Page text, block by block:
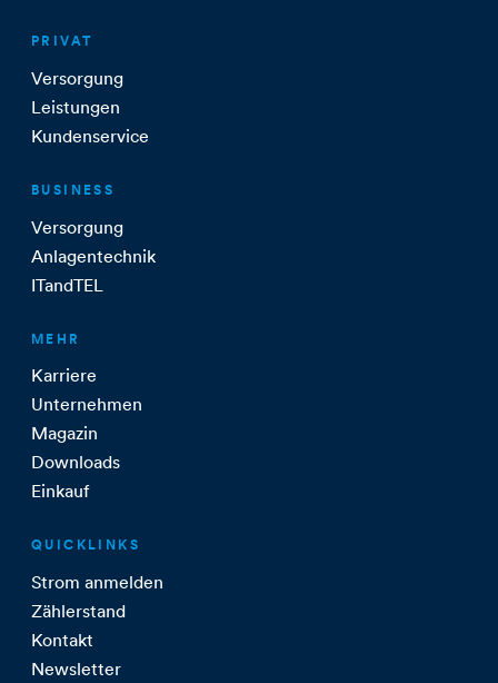
PRIVAT
Versorgung
Leistungen
Kundenservice
BUSINESS
Versorgung
Anlagentechnik
ITandTEL
MEHR
Karriere
Unternehmen
Magazin
Downloads
Einkauf
QUICKLINKS
Strom anmelden
Zählerstand
Kontakt
Newsletter